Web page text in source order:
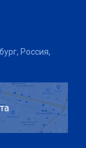
Россия,